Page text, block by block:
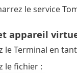
le service
appareil virtuel
le Terminal en
le fichier :